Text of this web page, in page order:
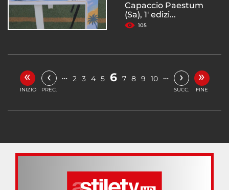
Capaccio Paestum
(Sa), 1' edizi...
105
«
INIZIO
‹
PREC.
… 2 3 4 5 6 7 8 9 10 … ›
SUCC.
»
FINE